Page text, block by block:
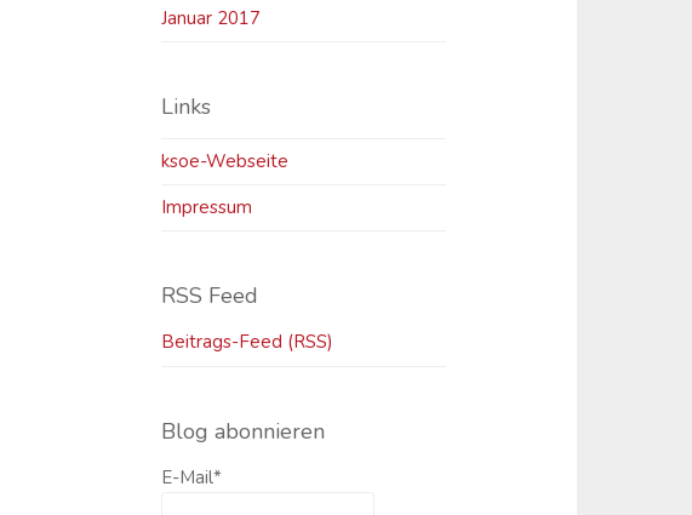
Januar 2017
Links
ksoe-Webseite
Impressum
RSS Feed
Beitrags-Feed (RSS)
Blog abonnieren
E-Mail*